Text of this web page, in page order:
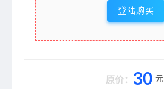
登陆购买
原价： 30 元